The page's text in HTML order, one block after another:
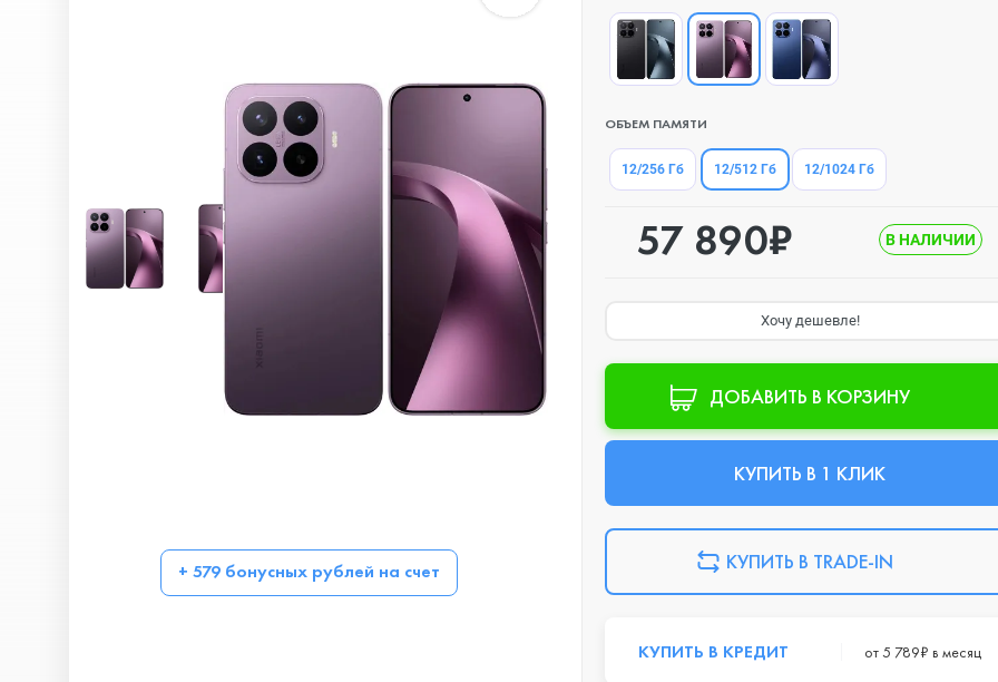
+ 579 бонусных рублей на счет
ОБЪЕМ ПАМЯТИ
12/256 Гб 12/512 Гб 12/1024 Гб
57 890₽ В НАЛИЧИИ
Хочу дешевле!
ДОБАВИТЬ В КОРЗИНУ
КУПИТЬ В 1 КЛИК
КУПИТЬ В TRADE-IN
КУПИТЬ В КРЕДИТ от 5 789₽ в месяц